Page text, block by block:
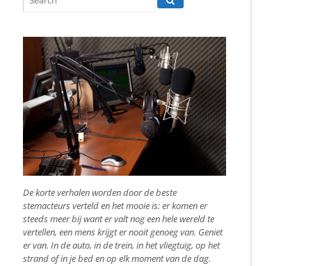
De korte verhalen worden door de beste
stemacteurs verteld en het mooie is: er komen er
steeds meer bij want er valt nog een hele wereld te
vertellen, een mens krijgt er nooit genoeg van. Geniet
er van. In de auto, in de trein, in het vliegtuig, op het
strand of in je bed en op elk moment van de dag.